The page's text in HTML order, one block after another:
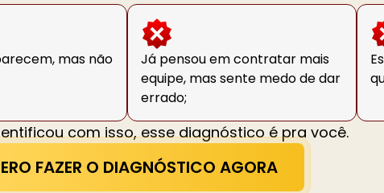
mas não
Já pensou em contratar mais
equipe, mas sente medo de dar
errado;
com isso, esse diagnóstico é pra você.
FAZER O DIAGNÓSTICO AGORA